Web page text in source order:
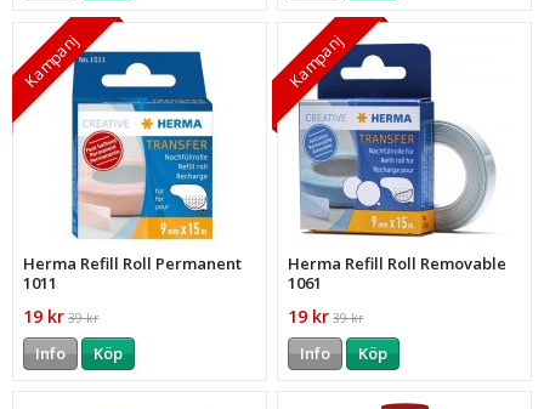
Kampanj
Herma Refill Roll Permanent
1011
19 kr 39 kr
Info Köp
Kampanj
Herma Refill Roll Removable
1061
19 kr 39 kr
Info Köp